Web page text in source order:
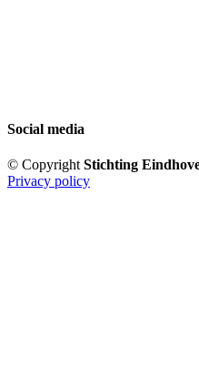
Social media
© CopyrightStichting
Privacy policy